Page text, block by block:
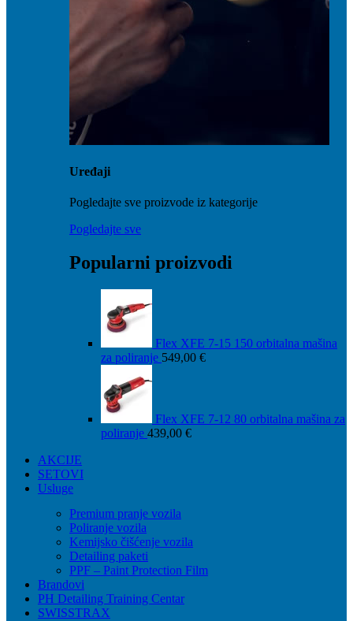
Uređaji
Pogledajte sve proizvode iz kategorije
Pogledajte sve
Popularni proizvodi
Flex XFE 7-15 150 orbitalna mašina
za poliranje 549,00 €
Flex XFE 7-12 80 orbitalna mašina za
poliranje 439,00 €
AKCIJE
SETOVI
Usluge
Premium pranje vozila
Poliranje vozila
Kemijsko čišćenje vozila
Detailing paketi
PPF – Paint Protection Film
Brandovi
PH Detailing Training Centar
SWISSTRAX